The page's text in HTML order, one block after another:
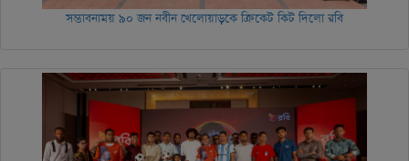
সম্ভাবনাময় ৯০ জন নবীন খেলোয়াড়কে ক্রিকেট কিট দিলো রবি